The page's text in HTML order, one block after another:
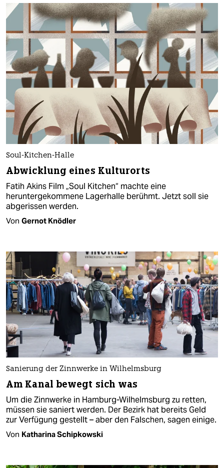
Soul-Kitchen-Halle
Abwicklung eines Kulturorts
Fatih Akins Film „Soul Kitchen“ machte eine
heruntergekommene Lagerhalle berühmt. Jetzt soll sie
abgerissen werden.
Von Gernot Knödler
Sanierung der Zinnwerke in Wilhelmsburg
Am Kanal bewegt sich was
Um die Zinnwerke in Hamburg-Wilhelmsburg zu retten,
müssen sie saniert werden. Der Bezirk hat bereits Geld
zur Verfügung gestellt – aber den Falschen, sagen einige.
Von Katharina Schipkowski